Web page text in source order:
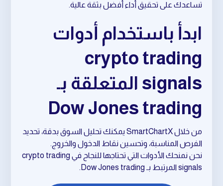
تساعدك على تحقيق أداء أفضل بثقة عالية.
ابدأ باستخدام أدوات
crypto trading
signals المتعلقة بـ
Dow Jones trading
من خلال SmartChartX يمكنك تحليل السوق بدقة، تحديد
الفرص المناسبة، وتحسين نقاط الدخول والخروج.
نحن نمنحك الأدوات التي تحتاجها للنجاح في crypto trading
signals المرتبط بـ Dow Jones trading.